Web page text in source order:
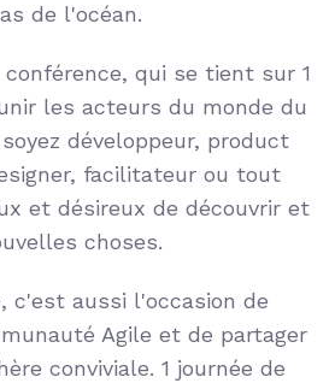
de l'océan.
conférence, qui se tient sur 1
les acteurs du monde du
développeur, product
facilitateur ou tout
et désireux de découvrir et
choses.
c'est aussi l'occasion de
Agile et de partager
conviviale. 1 journée de